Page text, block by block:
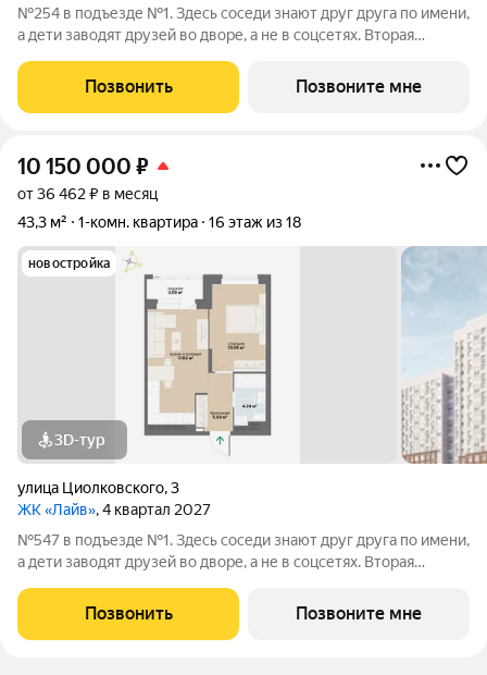
№254 в подъезде №1. Здесь соседи знают друг друга по имени,
а дети заводят друзей во дворе, а не в соцсетях. Вторая
комфорта и особенное внимание к атмосфере
добрососедства. В первой очереди
Позвонить Позвоните мне
10 150 000 ₽
от 36 462 ₽ в месяц
43,3 м²
1-комн. квартира 16 этаж из 18
новостройка
3D-тур
улица Циолковского,3
ЖК «Лайв», 4 квартал 2027
№547 в подъезде №1. Здесь соседи знают друг друга по имени,
а дети заводят друзей во дворе, а не в соцсетях. Вторая
комфорта и особенное внимание к атмосфере
добрососедства. В первой очереди
Позвонить Позвоните мне